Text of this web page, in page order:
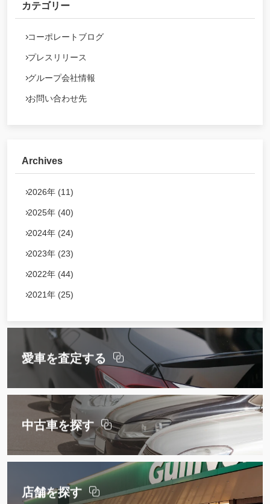
カテゴリー
コーポレートブログ
プレスリリース
グループ会社情報
お問い合わせ先
Archives
2026年 (11)
2025年 (40)
2024年 (24)
2023年 (23)
2022年 (44)
2021年 (25)
愛車を査定する
中古車を探す
店舗を探す